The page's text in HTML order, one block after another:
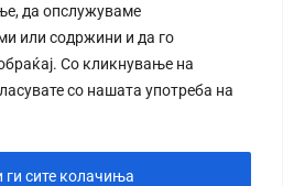
да опслужуваме
или содржини и да го
Со кликнување на
со нашата употреба на
ги сите колачиња